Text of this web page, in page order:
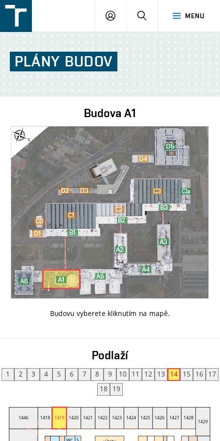
v
Brně
MENU
PŘIHLÁŠENÍ
PLÁNY BUDOV
Budova A1
Budovu vyberete kliknutím na mapě.
Podlaží
1 2 3 4 5 6 7 8 9 10 11 12 13 14 15 16
17
18
19